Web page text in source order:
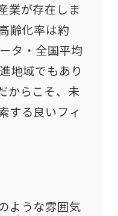
業が存在しま
齢化率は約
タ・全国平均
地域でもあり
からこそ、未
する良いフィ
ような雰囲気